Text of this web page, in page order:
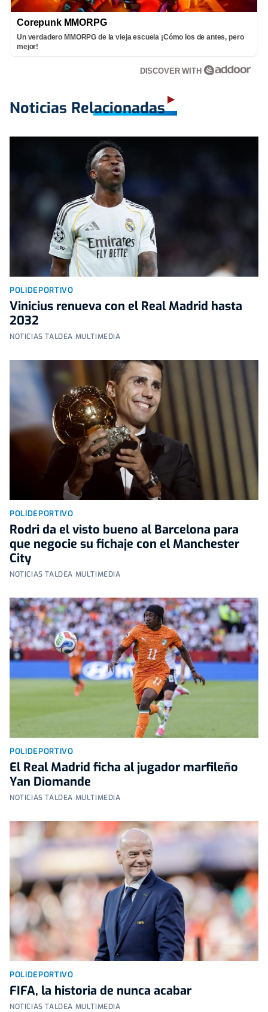
Corepunk MMORPG
Un verdadero MMORPG de la vieja escuela ¡Cómo los de antes, pero
mejor!
DISCOVER WITH
Noticias Relacionadas
POLIDEPORTIVO
Vinicius renueva con el Real Madrid hasta
2032
NOTICIAS TALDEA MULTIMEDIA
POLIDEPORTIVO
Rodri da el visto bueno al Barcelona para
que negocie su fichaje con el Manchester
City
NOTICIAS TALDEA MULTIMEDIA
POLIDEPORTIVO
El Real Madrid ficha al jugador marfileño
Yan Diomande
NOTICIAS TALDEA MULTIMEDIA
POLIDEPORTIVO
FIFA, la historia de nunca acabar
NOTICIAS TALDEA MULTIMEDIA